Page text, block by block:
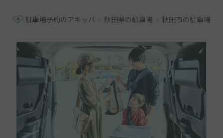
駐車場予約のアキッパ 秋田県の駐車場 秋田市の駐車場